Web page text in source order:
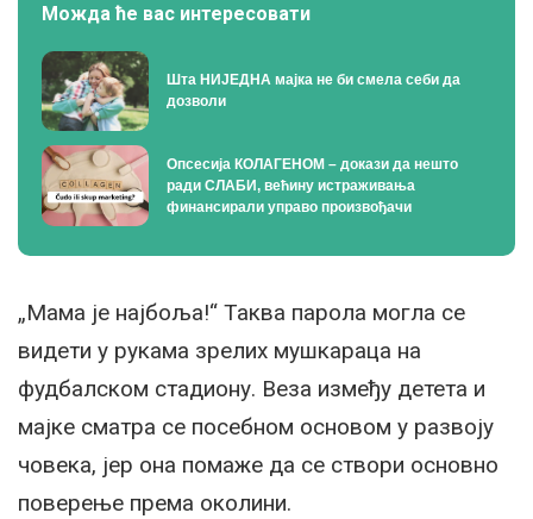
Можда ће вас интересовати
Шта НИЈЕДНА мајка не би смела себи да
дозволи
Опсесија КОЛАГЕНОМ – докази да нешто
ради СЛАБИ, већину истраживања
финансирали управо произвођачи
„Мама је најбоља!“ Таква парола могла се
видети у рукама зрелих мушкараца на
фудбалском стадиону. Веза између детета и
мајке сматра се посебном основом у развоју
човека, јер она помаже да се створи основно
поверење према околини.